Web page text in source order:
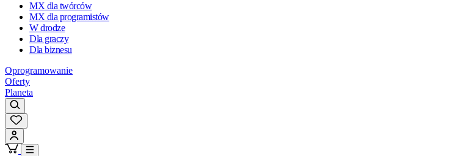
MX dla twórców
MX dla programistów
W drodze
Dla graczy
Dla biznesu
Oprogramowanie
Oferty
Planeta